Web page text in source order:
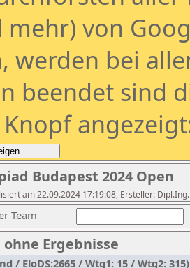
mehr) von
werden bei
beendet sind
Budapest 2024 Open
am 22.09.2024 17:19:08, Ersteller:
Team
Ergebnisse
/ EloDS:2665 / Wtg1: 15 / Wtg2: